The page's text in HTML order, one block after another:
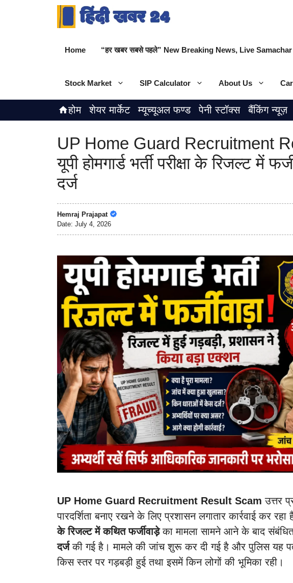
Home “हर खबर सबसे पहले” New Breaking News, Live
Stock Market SIP Calculator About Us
होम शेयर मार्केट म्यूच्यूअल फण्ड पेनी स्टॉक्स बैंकिंग न्यूज़
UP Home Guard Recruitment
यूपी होमगार्ड भर्ती परीक्षा के रिजल्ट में
दर्ज
Hemraj Prajapat
Date: July 4, 2026
UP Home Guard Recruitment Result Scam उत्तर
पारदर्शिता बनाए रखने के लिए प्रशासन लगातार कार्रवाई कर
के रिजल्ट में कथित फर्जीवाड़ेका मामला सामने आने के बाद
दर्जकी गई है। मामले की जांच शुरू कर दी गई है और पुलिस यह
किस स्तर पर गड़बड़ी हुई तथा इसमें किन लोगों की भूमिका रही।